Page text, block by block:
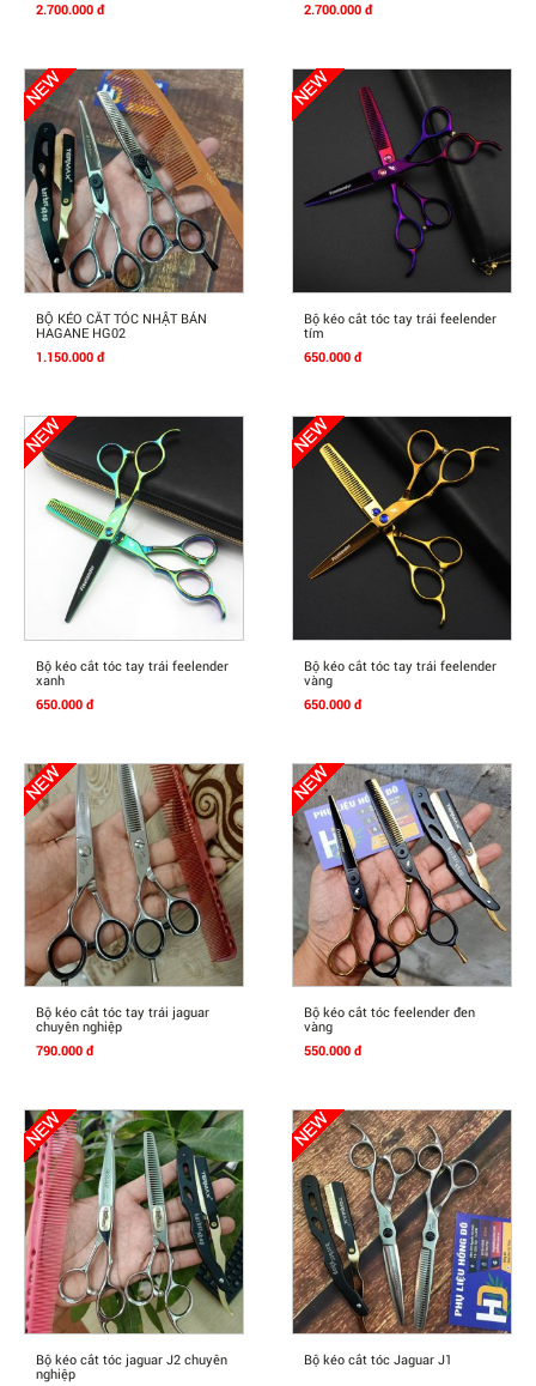
2.700.000 đ 2.700.000 đ
Mua Ngay
BỘ KÉO CẮT TÓC NHẬT BẢN
HAGANE HG02
1.150.000 đ
Mua Ngay
Bộ kéo cắt tóc tay trái feelender
tím
650.000 đ
Mua Ngay
Bộ kéo cắt tóc tay trái feelender
xanh
650.000 đ
Mua Ngay
Bộ kéo cắt tóc tay trái feelender
vàng
650.000 đ
Mua Ngay
Bộ kéo cắt tóc tay trái jaguar
chuyên nghiệp
790.000 đ
Mua Ngay
Bộ kéo cắt tóc feelender đen
vàng
550.000 đ
Mua Ngay
Bộ kéo cắt tóc jaguar J2 chuyên
nghiệp
Mua Ngay
Bộ kéo cắt tóc Jaguar J1